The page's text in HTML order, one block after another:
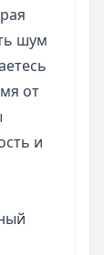
шум
от
и